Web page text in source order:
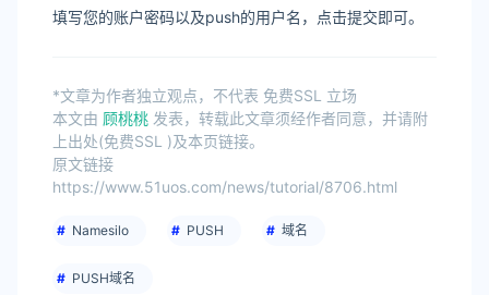
填写您的账户密码以及push的用户名，点击提交即可。
*文章为作者独立观点，不代表 免费SSL 立场
本文由 顾桃桃 发表，转载此文章须经作者同意，并请附
上出处(免费SSL )及本页链接。
原文链接
https://www.51uos.com/news/tutorial/8706.html
Namesilo PUSH 域名
PUSH域名